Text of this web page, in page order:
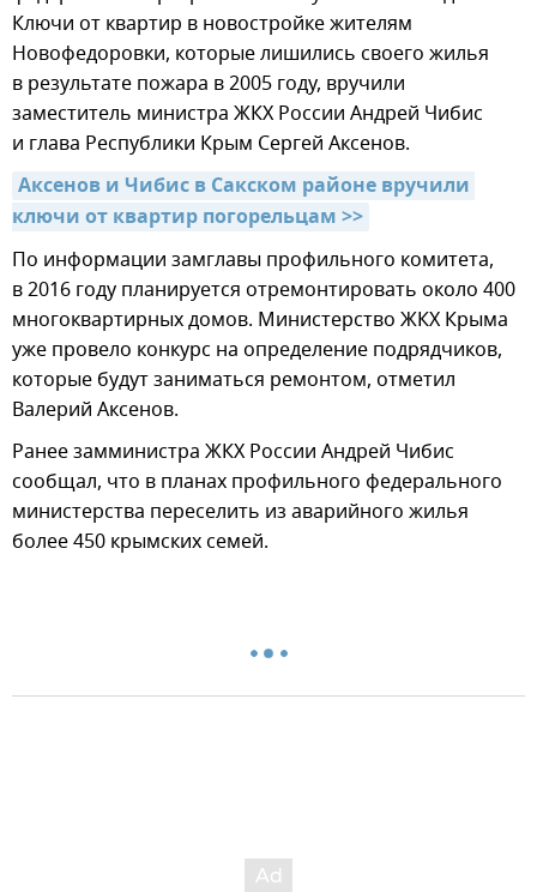
Ключи от квартир в новостройке жителям
Новофедоровки, которые лишились своего жилья
в результате пожара в 2005 году, вручили
заместитель министра ЖКХ России Андрей Чибис
и глава Республики Крым Сергей Аксенов.
Аксенов и Чибис в Сакском районе вручили
ключи от квартир погорельцам >>
По информации замглавы профильного комитета,
в 2016 году планируется отремонтировать около 400
многоквартирных домов. Министерство ЖКХ Крыма
уже провело конкурс на определение подрядчиков,
которые будут заниматься ремонтом, отметил
Валерий Аксенов.
Ранее замминистра ЖКХ России Андрей Чибис
сообщал, что в планах профильного федерального
министерства переселить из аварийного жилья
более 450 крымских семей.